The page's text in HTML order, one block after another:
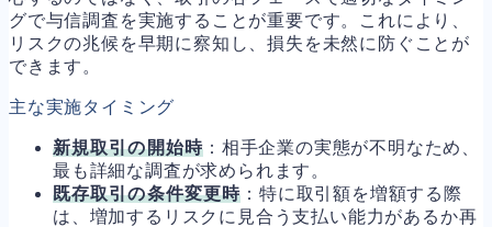
グで与信調査を実施することが重要です。これにより、
リスクの兆候を早期に察知し、損失を未然に防ぐことが
できます。
主な実施タイミング
新規取引の開始時：相手企業の実態が不明なため、
最も詳細な調査が求められます。
既存取引の条件変更時 ：特に取引額を増額する際
は、増加するリスクに見合う支払い能力があるか再